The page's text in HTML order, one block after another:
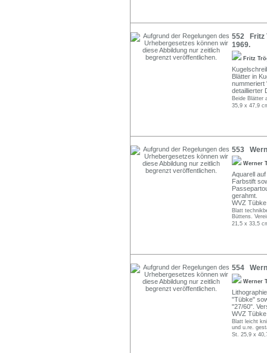
552 Fritz
1969.
Fritz
Blätter in
nummeriert
detaillierter
Beide Blätter
35,9 x 47,9
553
Werner
Aquarell
Farbstift
gerahmt.
WVZ
Blatt
Büttens.
21,5 x 33,5
554
Werner
"Tübke"
"27/60".
WVZ
Blatt leicht
und u.re.
St. 25,9 x